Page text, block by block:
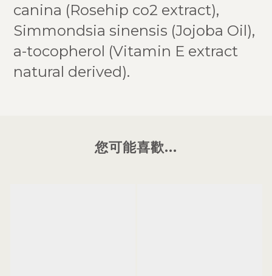
canina (Rosehip co2 extract),
Simmondsia sinensis (Jojoba Oil),
a-tocopherol (Vitamin E extract
natural derived).
您可能喜歡...